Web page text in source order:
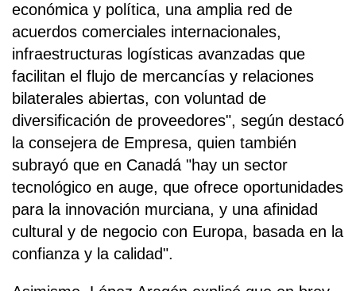
económica y política, una amplia red de
acuerdos comerciales internacionales,
infraestructuras logísticas avanzadas que
facilitan el flujo de mercancías y relaciones
bilaterales abiertas, con voluntad de
diversificación de proveedores", según destacó
la consejera de Empresa, quien también
subrayó que en Canadá "hay un sector
tecnológico en auge, que ofrece oportunidades
para la innovación murciana, y una afinidad
cultural y de negocio con Europa, basada en la
confianza y la calidad".